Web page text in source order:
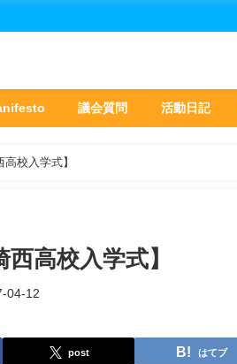
議会質問 活動日記
高校入学式】
西高校入学式】
04-12
post はてブ